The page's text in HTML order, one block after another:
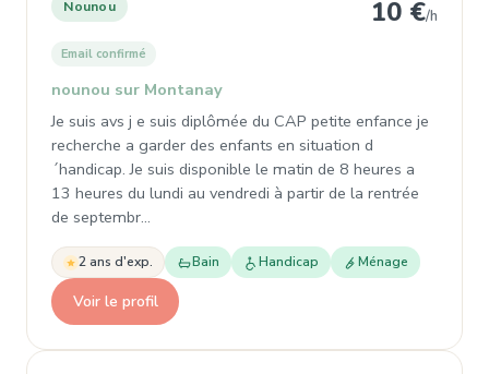
Nounou 10 €/h
Email confirmé
nounou sur Montanay
Je suis avs j e suis diplômée du CAP petite enfance je
recherche a garder des enfants en situation d
´handicap. Je suis disponible le matin de 8 heures a
13 heures du lundi au vendredi à partir de la rentrée
de septembr…
2 ans d'exp. Bain Handicap Ménage
Voir le profil